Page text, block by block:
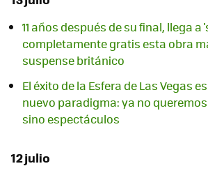
11 años después de su final, llega a
completamente gratis esta obra
suspense británico
El éxito de la Esfera de Las Vegas
nuevo paradigma: ya no
sino espectáculos
12 julio